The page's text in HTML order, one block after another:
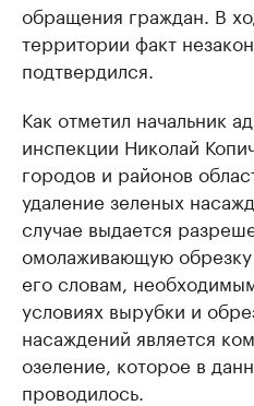
обращения граждан. В
территории факт
подтвердился.
Как отметил начальник
инспекции Николай
городов и районов
удаление зеленых
случае выдается
омолаживающую
его словам,
условиях вырубки и
насаждений является
озеление, которое в
проводилось.